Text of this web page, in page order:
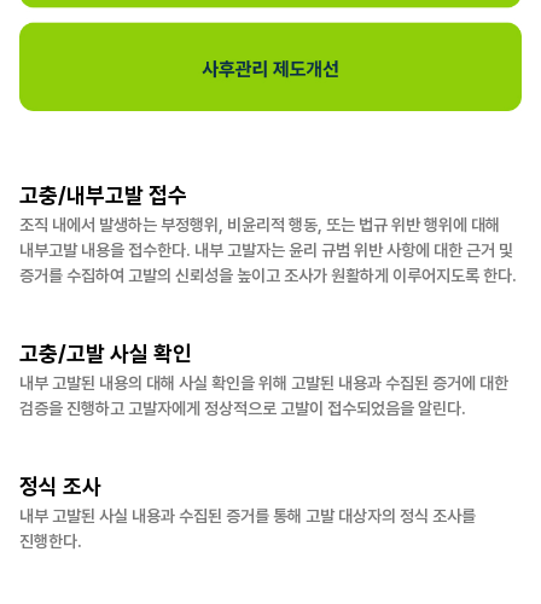
고충/내부고발 접수
조직 내에서 발생하는 부정행위, 비윤리적 행동, 또는 법규 위반 행위에 대해
내부고발 내용을 접수한다. 내부 고발자는 윤리 규범 위반 사항에 대한 근거 및
증거를 수집하여 고발의 신뢰성을 높이고 조사가 원활하게 이루어지도록 한다.
고충/고발 사실 확인
내부 고발된 내용의 대해 사실 확인을 위해 고발된 내용과 수집된 증거에 대한
검증을 진행하고 고발자에게 정상적으로 고발이 접수되었음을 알린다.
정식 조사
내부 고발된 사실 내용과 수집된 증거를 통해 고발 대상자의 정식 조사를
진행한다.